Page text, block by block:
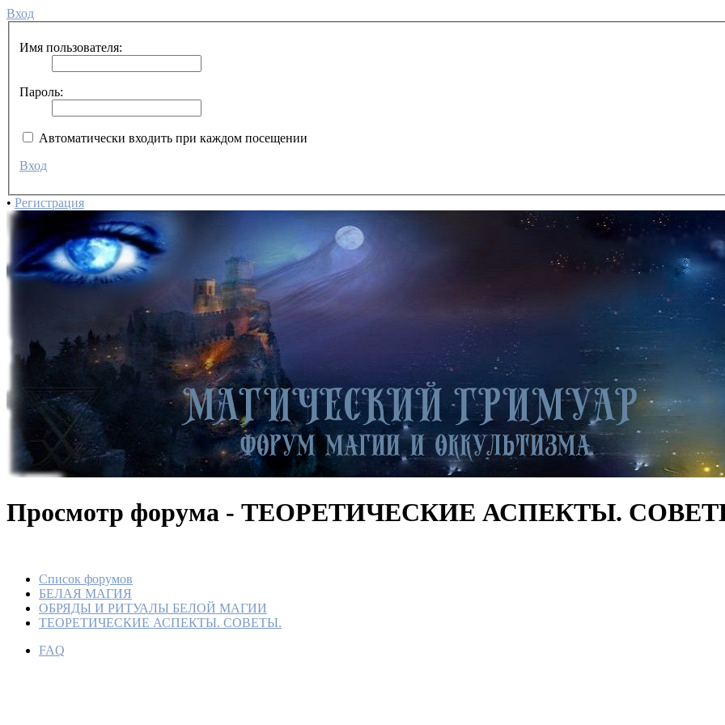
Вход
Имя пользователя:
Пароль:
Автоматически входить при каждом посещении
Вход
• Регистрация
Просмотр форума - ТЕОРЕТИЧЕСКИЕ АСПЕКТЫ.
Список форумов
БЕЛАЯ МАГИЯ
ОБРЯДЫ И РИТУАЛЫ БЕЛОЙ МАГИИ
ТЕОРЕТИЧЕСКИЕ АСПЕКТЫ. СОВЕТЫ.
FAQ